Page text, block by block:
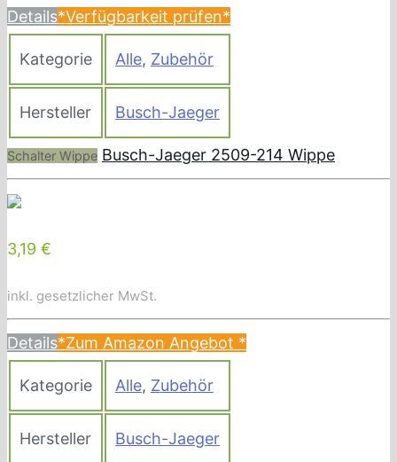
Details*Verfügbarkeit prüfen*
Kategorie Alle, Zubehör
Hersteller Busch-Jaeger
Schalter Wippe Busch-Jaeger 2509-214 Wippe
3,19 €
inkl. gesetzlicher MwSt.
Details*Zum Amazon Angebot *
Kategorie Alle, Zubehör
Hersteller Busch-Jaeger